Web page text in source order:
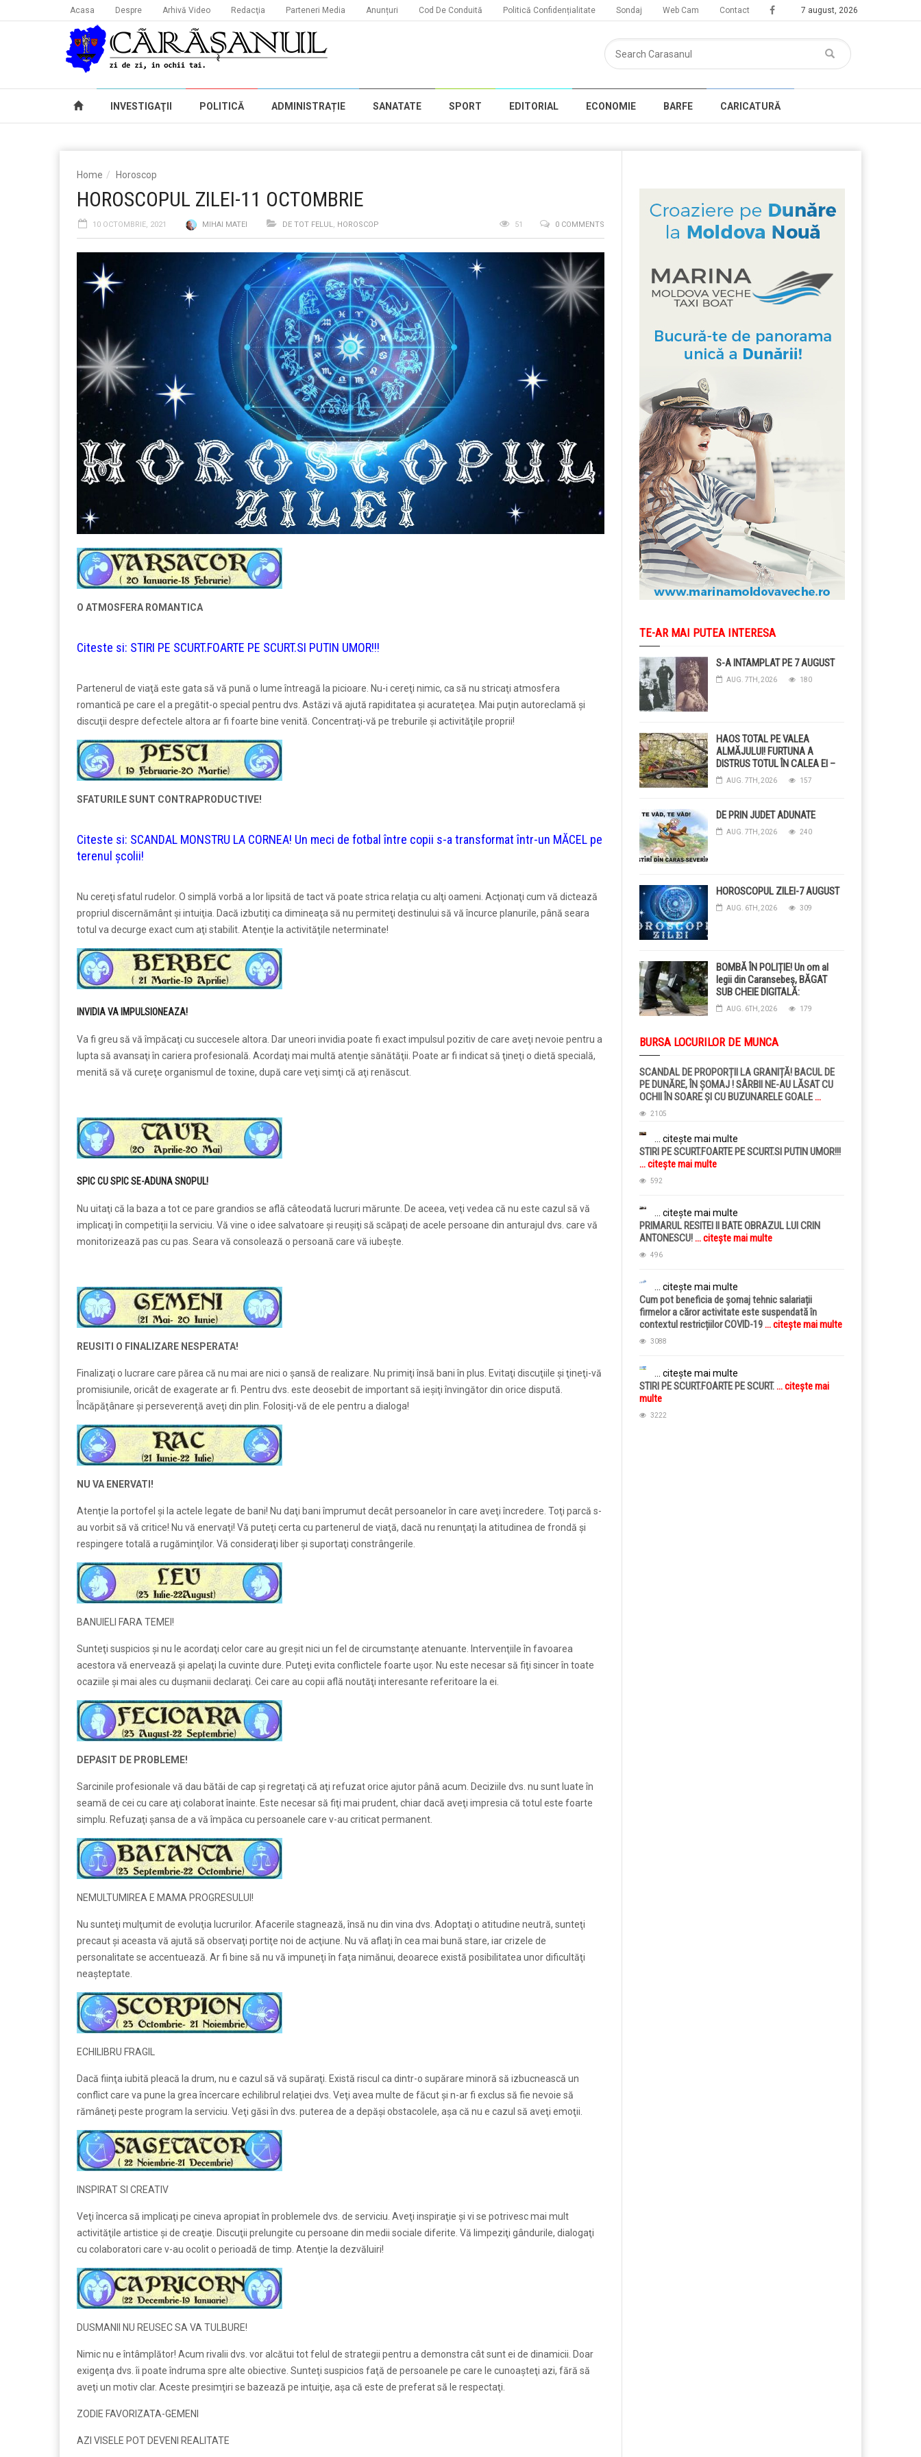
7 august, 2026
Acasa Despre Arhivă Video Redacţia Parteneri Media Anunțuri Cod De Conduită Politică Confidențialitate Sondaj Web Cam Contact
INVESTIGAŢII POLITICĂ ADMINISTRAȚIE SANATATE SPORT EDITORIAL ECONOMIE BARFE CARICATURĂ
Home Horoscop
HOROSCOPUL ZILEI-11 OCTOMBRIE
10 OCTOMBRIE, 2021 MIHAI MATEI DE TOT FELUL, HOROSCOP 0 COMMENTS
51
O ATMOSFERA ROMANTICA
Citeste si: STIRI PE SCURT.FOARTE PE SCURT.SI PUTIN UMOR!!!
Partenerul de viaţă este gata să vă pună o lume întreagă la picioare. Nu-i cereţi nimic, ca să nu stricaţi atmosfera
romantică pe care el a pregătit-o special pentru dvs. Astăzi vă ajută rapiditatea şi acurateţea. Mai puţin autoreclamă şi
discuţii despre defectele altora ar fi foarte bine venită. Concentraţi-vă pe treburile şi activităţile proprii!
SFATURILE SUNT CONTRAPRODUCTIVE!
Citeste si: SCANDAL MONSTRU LA CORNEA! Un meci de fotbal între copii s-a transformat într-un MĂCEL pe
terenul școlii!
Nu cereţi sfatul rudelor. O simplă vorbă a lor lipsită de tact vă poate strica relaţia cu alţi oameni. Acţionaţi cum vă dictează
propriul discernământ şi intuiţia. Dacă izbutiţi ca dimineaţa să nu permiteţi destinului să vă încurce planurile, până seara
totul va decurge exact cum aţi stabilit. Atenţie la activităţile neterminate!
INVIDIA VA IMPULSIONEAZA!
Va fi greu să vă împăcaţi cu succesele altora. Dar uneori invidia poate fi exact impulsul pozitiv de care aveţi nevoie pentru a
lupta să avansaţi în cariera profesională. Acordaţi mai multă atenţie sănătăţii. Poate ar fi indicat să ţineţi o dietă specială,
menită să vă cureţe organismul de toxine, după care veţi simţi că aţi renăscut.
SPIC CU SPIC SE-ADUNA SNOPUL!
Nu uitaţi că la baza a tot ce pare grandios se află câteodată lucruri mărunte. De aceea, veţi vedea că nu este cazul să vă
implicaţi în competiţii la serviciu. Vă vine o idee salvatoare şi reuşiţi să scăpaţi de acele persoane din anturajul dvs. care vă
monitorizează pas cu pas. Seara vă consolează o persoană care vă iubeşte.
REUSITI O FINALIZARE NESPERATA!
Finalizaţi o lucrare care părea că nu mai are nici o şansă de realizare. Nu primiţi însă bani în plus. Evitaţi discuţiile şi ţineţi-vă
promisiunile, oricât de exagerate ar fi. Pentru dvs. este deosebit de important să ieşiţi învingător din orice dispută.
Încăpăţânare şi perseverenţă aveţi din plin. Folosiţi-vă de ele pentru a dialoga!
NU VA ENERVATI!
Atenţie la portofel şi la actele legate de bani! Nu daţi bani împrumut decât persoanelor în care aveţi încredere. Toţi parcă s-
au vorbit să vă critice! Nu vă enervaţi! Vă puteţi certa cu partenerul de viaţă, dacă nu renunţaţi la atitudinea de frondă şi
respingere totală a rugăminţilor. Vă consideraţi liber şi suportaţi constrângerile.
BANUIELI FARA TEMEI!
Sunteţi suspicios şi nu le acordaţi celor care au greşit nici un fel de circumstanţe atenuante. Intervenţiile în favoarea
acestora vă enervează şi apelaţi la cuvinte dure. Puteţi evita conflictele foarte uşor. Nu este necesar să fiţi sincer în toate
ocaziile şi mai ales cu duşmanii declaraţi. Cei care au copii află noutăţi interesante referitoare la ei.
DEPASIT DE PROBLEME!
Sarcinile profesionale vă dau bătăi de cap şi regretaţi că aţi refuzat orice ajutor până acum. Deciziile dvs. nu sunt luate în
seamă de cei cu care aţi colaborat înainte. Este necesar să fiţi mai prudent, chiar dacă aveţi impresia că totul este foarte
simplu. Refuzaţi şansa de a vă împăca cu persoanele care v-au criticat permanent.
NEMULTUMIREA E MAMA PROGRESULUI!
Nu sunteţi mulţumit de evoluţia lucrurilor. Afacerile stagnează, însă nu din vina dvs. Adoptaţi o atitudine neutră, sunteţi
precaut şi aceasta vă ajută să observaţi portiţe noi de acţiune. Nu vă aflaţi în cea mai bună stare, iar crizele de
personalitate se accentuează. Ar fi bine să nu vă impuneţi în faţa nimănui, deoarece există posibilitatea unor dificultăţi
neaşteptate.
ECHILIBRU FRAGIL
Dacă fiinţa iubită pleacă la drum, nu e cazul să vă supăraţi. Există riscul ca dintr-o supărare minoră să izbucnească un
conflict care va pune la grea încercare echilibrul relaţiei dvs. Veţi avea multe de făcut şi n-ar fi exclus să fie nevoie să
rămâneţi peste program la serviciu. Veţi găsi în dvs. puterea de a depăşi obstacolele, aşa că nu e cazul să aveţi emoţii.
INSPIRAT SI CREATIV
Veţi încerca să implicaţi pe cineva apropiat în problemele dvs. de serviciu. Aveţi inspiraţie şi vi se potrivesc mai mult
activităţile artistice şi de creaţie. Discuţii prelungite cu persoane din medii sociale diferite. Vă limpeziţi gândurile, dialogaţi
cu colaboratori care v-au ocolit o perioadă de timp. Atenţie la dezvăluiri!
DUSMANII NU REUSEC SA VA TULBURE!
Nimic nu e întâmplător! Acum rivalii dvs. vor alcătui tot felul de strategii pentru a demonstra cât sunt ei de dinamicii. Doar
exigenţa dvs. îi poate îndruma spre alte obiective. Sunteţi suspicios faţă de persoanele pe care le cunoaşteţi azi, fără să
aveţi un motiv clar. Aceste presimţiri se bazează pe intuiţie, aşa că este de preferat să le respectaţi.
ZODIE FAVORIZATA-GEMENI
AZI VISELE POT DEVENI REALITATE
TE-AR MAI PUTEA INTERESA
S-A INTAMPLAT PE 7 AUGUST
AUG. 7TH, 2026 180
HAOS TOTAL PE VALEA
ALMĂJULUI! FURTUNA A
DISTRUS TOTUL ÎN CALEA EI –
COPACI CĂZUȚI, DRUMURI
BLOCAȚE, CURENT TĂIAT ȘI
GRINDINĂ!
AUG. 7TH, 2026 157
DE PRIN JUDET ADUNATE
AUG. 7TH, 2026 240
HOROSCOPUL ZILEI-7 AUGUST
AUG. 6TH, 2026 309
BOMBĂ ÎN POLIȚIE! Un om al
legii din Caransebeș, BĂGAT
SUB CHEIE DIGITALĂ:
Judecătorii i-au pus BRĂȚARĂ
ELECTRONICĂ la picior!
AUG. 6TH, 2026 179
BURSA LOCURILOR DE MUNCA
SCANDAL DE PROPORȚII LA GRANIȚĂ! BACUL DE
PE DUNĂRE, ÎN ȘOMAJ ! SÂRBII NE-AU LĂSAT CU
OCHII ÎN SOARE ȘI CU BUZUNARELE GOALE...
citește mai multe
2105
... citește mai multe
STIRI PE SCURT.FOARTE PE SCURT.SI PUTIN UMOR!!!
... citește mai multe
592
... citește mai multe
PRIMARUL RESITEI II BATE OBRAZUL LUI CRIN
ANTONESCU!... citește mai multe
496
... citește mai multe
Cum pot beneficia de șomaj tehnic salariații
firmelor a căror activitate este suspendată în
contextul restricțiilor COVID-19... citește mai multe
3088
... citește mai multe
STIRI PE SCURT.FOARTE PE SCURT.... citește mai
multe
3222